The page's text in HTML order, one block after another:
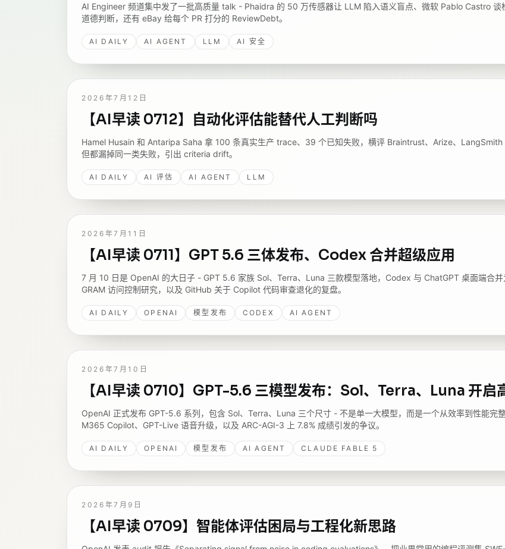
AI Engineer 频道集中发了一批高质量 talk - Phaidra 的 50 万传感器让 LLM 陷入语义盲点、微软 Pablo Castro
道德判断，还有 eBay 给每个 PR 打分的 ReviewDebt。
AI DAILY AI AGENT LLM AI 安全
2026年7月12日
【AI早读 0712】自动化评估能替代人工判断吗
Hamel Husain 和 Antaripa Saha 拿 100 条真实生产 trace、39 个已知失败，横评 Braintrust、Arize、
但都漏掉同一类失败，引出 criteria drift。
AI DAILY AI 评估 AI AGENT LLM
2026年7月11日
【AI早读 0711】GPT 5.6 三体发布、Codex 合并超级应用
7 月 10 日是 OpenAI 的大日子 - GPT 5.6 家族 Sol、Terra、Luna 三款模型落地，Codex 与 ChatGPT 桌面端合
GRAM 访问控制研究，以及 GitHub 关于 Copilot 代码审查退化的复盘。
AI DAILY OPENAI 模型发布 CODEX AI AGENT
2026年7月10日
【AI早读 0710】GPT-5.6 三模型发布：Sol、Terra、Luna 开启
OpenAI 正式发布 GPT-5.6 系列，包含 Sol、Terra、Luna 三个尺寸 - 不是单一大模型，而是一个从效率到性能完
M365 Copilot、GPT-Live 语音升级，以及 ARC-AGI-3 上 7.8% 成绩引发的争议。
AI DAILY OPENAI 模型发布 AI AGENT CLAUDE FABLE 5
2026年7月9日
【AI早读 0709】智能体评估困局与工程化新思路